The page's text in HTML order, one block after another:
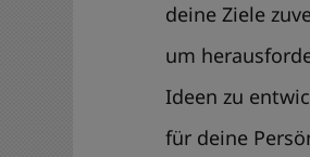
deine Ziele
um
Ideen zu
für deine